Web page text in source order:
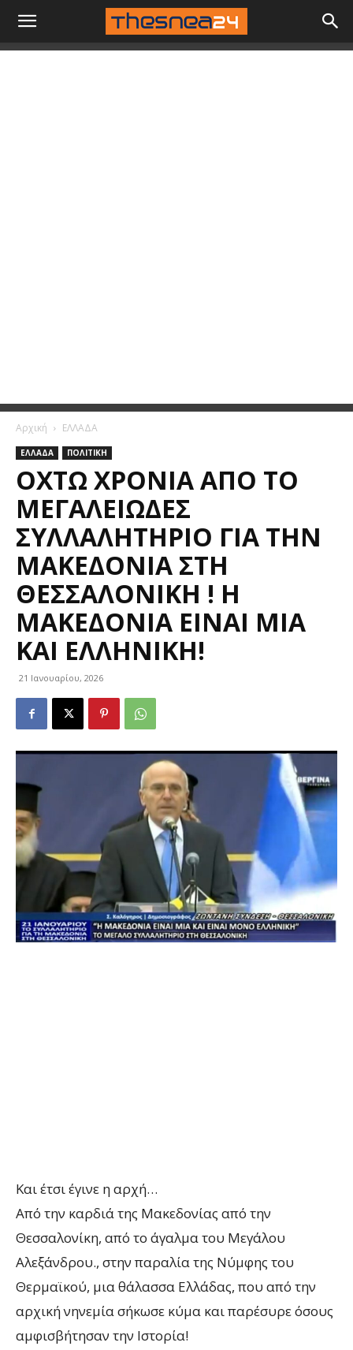
Αρχική ΕΛΛΑΔΑ
ΕΛΛΑΔΑ ΠΟΛΙΤΙΚΗ
ΟΧΤΏ ΧΡΌΝΙΑ ΑΠΌ ΤΟ
ΜΕΓΑΛΕΙΏΔΕΣ
ΣΥΛΛΑΛΗΤΉΡΙΟ ΓΙΑ ΤΗΝ
ΜΑΚΕΔΟΝΊΑ ΣΤΗ
ΘΕΣΣΑΛΟΝΊΚΗ ! Η
ΜΑΚΕΔΟΝΊΑ ΕΊΝΑΙ ΜΙΑ
ΚΑΙ ΕΛΛΗΝΙΚΗ!
21 Ιανουαρίου, 2026
Και έτσι έγινε η αρχή…
Από την καρδιά της Μακεδονίας από την
Θεσσαλονίκη, από το άγαλμα του Μεγάλου
Αλεξάνδρου., στην παραλία της Νύμφης του
Θερμαϊκού, μια θάλασσα Ελλάδας, που από την
αρχική νηνεμία σήκωσε κύμα και παρέσυρε όσους
αμφισβήτησαν την Ιστορία!